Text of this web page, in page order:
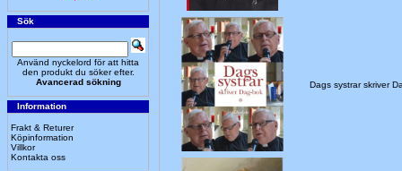
Sök
Använd nyckelord för att hitta
den produkt du söker efter.
Avancerad sökning
Information
Frakt & Returer
Köpinformation
Villkor
Kontakta oss
Dags systrar skriver